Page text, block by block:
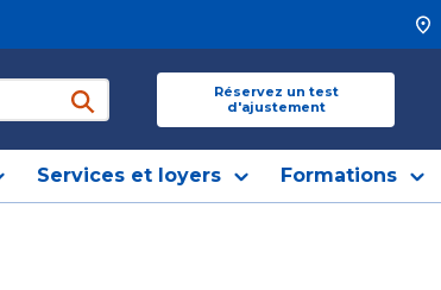
soumettre une recherche
Réservez un test
d'ajustement
Services et loyers Formations